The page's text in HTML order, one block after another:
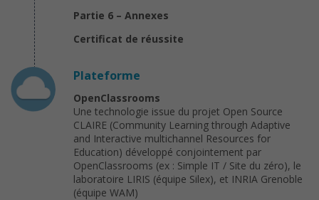
Partie 6 – Annexes
Certificat de réussite
Plateforme
OpenClassrooms
Une technologie issue du projet Open Source
CLAIRE (Community Learning through Adaptive
and Interactive multichannel Resources for
Education) développé conjointement par
OpenClassrooms (ex : Simple IT / Site du zéro), le
laboratoire LIRIS (équipe Silex), et INRIA Grenoble
(équipe WAM)